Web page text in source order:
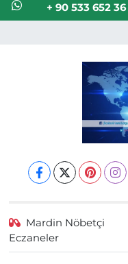
+ 90 533 652 36
Mardin Nöbetçi
Eczaneler